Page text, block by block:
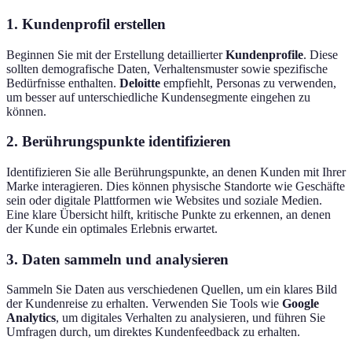
1. Kundenprofil erstellen
Beginnen Sie mit der Erstellung detaillierterKundenprofile. Diese
sollten demografische Daten, Verhaltensmuster sowie spezifische
Bedürfnisse enthalten. Deloitte empfiehlt, Personas zu verwenden,
um besser auf unterschiedliche Kundensegmente eingehen zu
können.
2. Berührungspunkte identifizieren
Identifizieren Sie alle Berührungspunkte, an denen Kunden mit Ihrer
Marke interagieren. Dies können physische Standorte wie Geschäfte
sein oder digitale Plattformen wie Websites und soziale Medien.
Eine klare Übersicht hilft, kritische Punkte zu erkennen, an denen
der Kunde ein optimales Erlebnis erwartet.
3. Daten sammeln und analysieren
Sammeln Sie Daten aus verschiedenen Quellen, um ein klares Bild
der Kundenreise zu erhalten. Verwenden Sie Tools wie Google
Analytics, um digitales Verhalten zu analysieren, und führen Sie
Umfragen durch, um direktes Kundenfeedback zu erhalten.